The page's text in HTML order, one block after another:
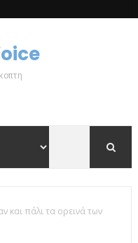
και πάλι τα ορεινά των